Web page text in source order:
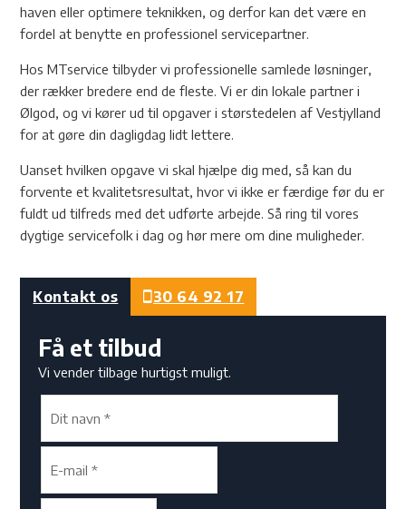
haven eller optimere teknikken, og derfor kan det være en
fordel at benytte en professionel servicepartner.
Hos MTservice tilbyder vi professionelle samlede løsninger,
der rækker bredere end de fleste. Vi er din lokale partner i
Ølgod, og vi kører ud til opgaver i størstedelen af Vestjylland
for at gøre din dagligdag lidt lettere.
Uanset hvilken opgave vi skal hjælpe dig med, så kan du
forvente et kvalitetsresultat, hvor vi ikke er færdige før du er
fuldt ud tilfreds med det udførte arbejde. Så ring til vores
dygtige servicefolk i dag og hør mere om dine muligheder.
Kontakt os 30 64 92 17
Få et tilbud
Vi vender tilbage hurtigst muligt.